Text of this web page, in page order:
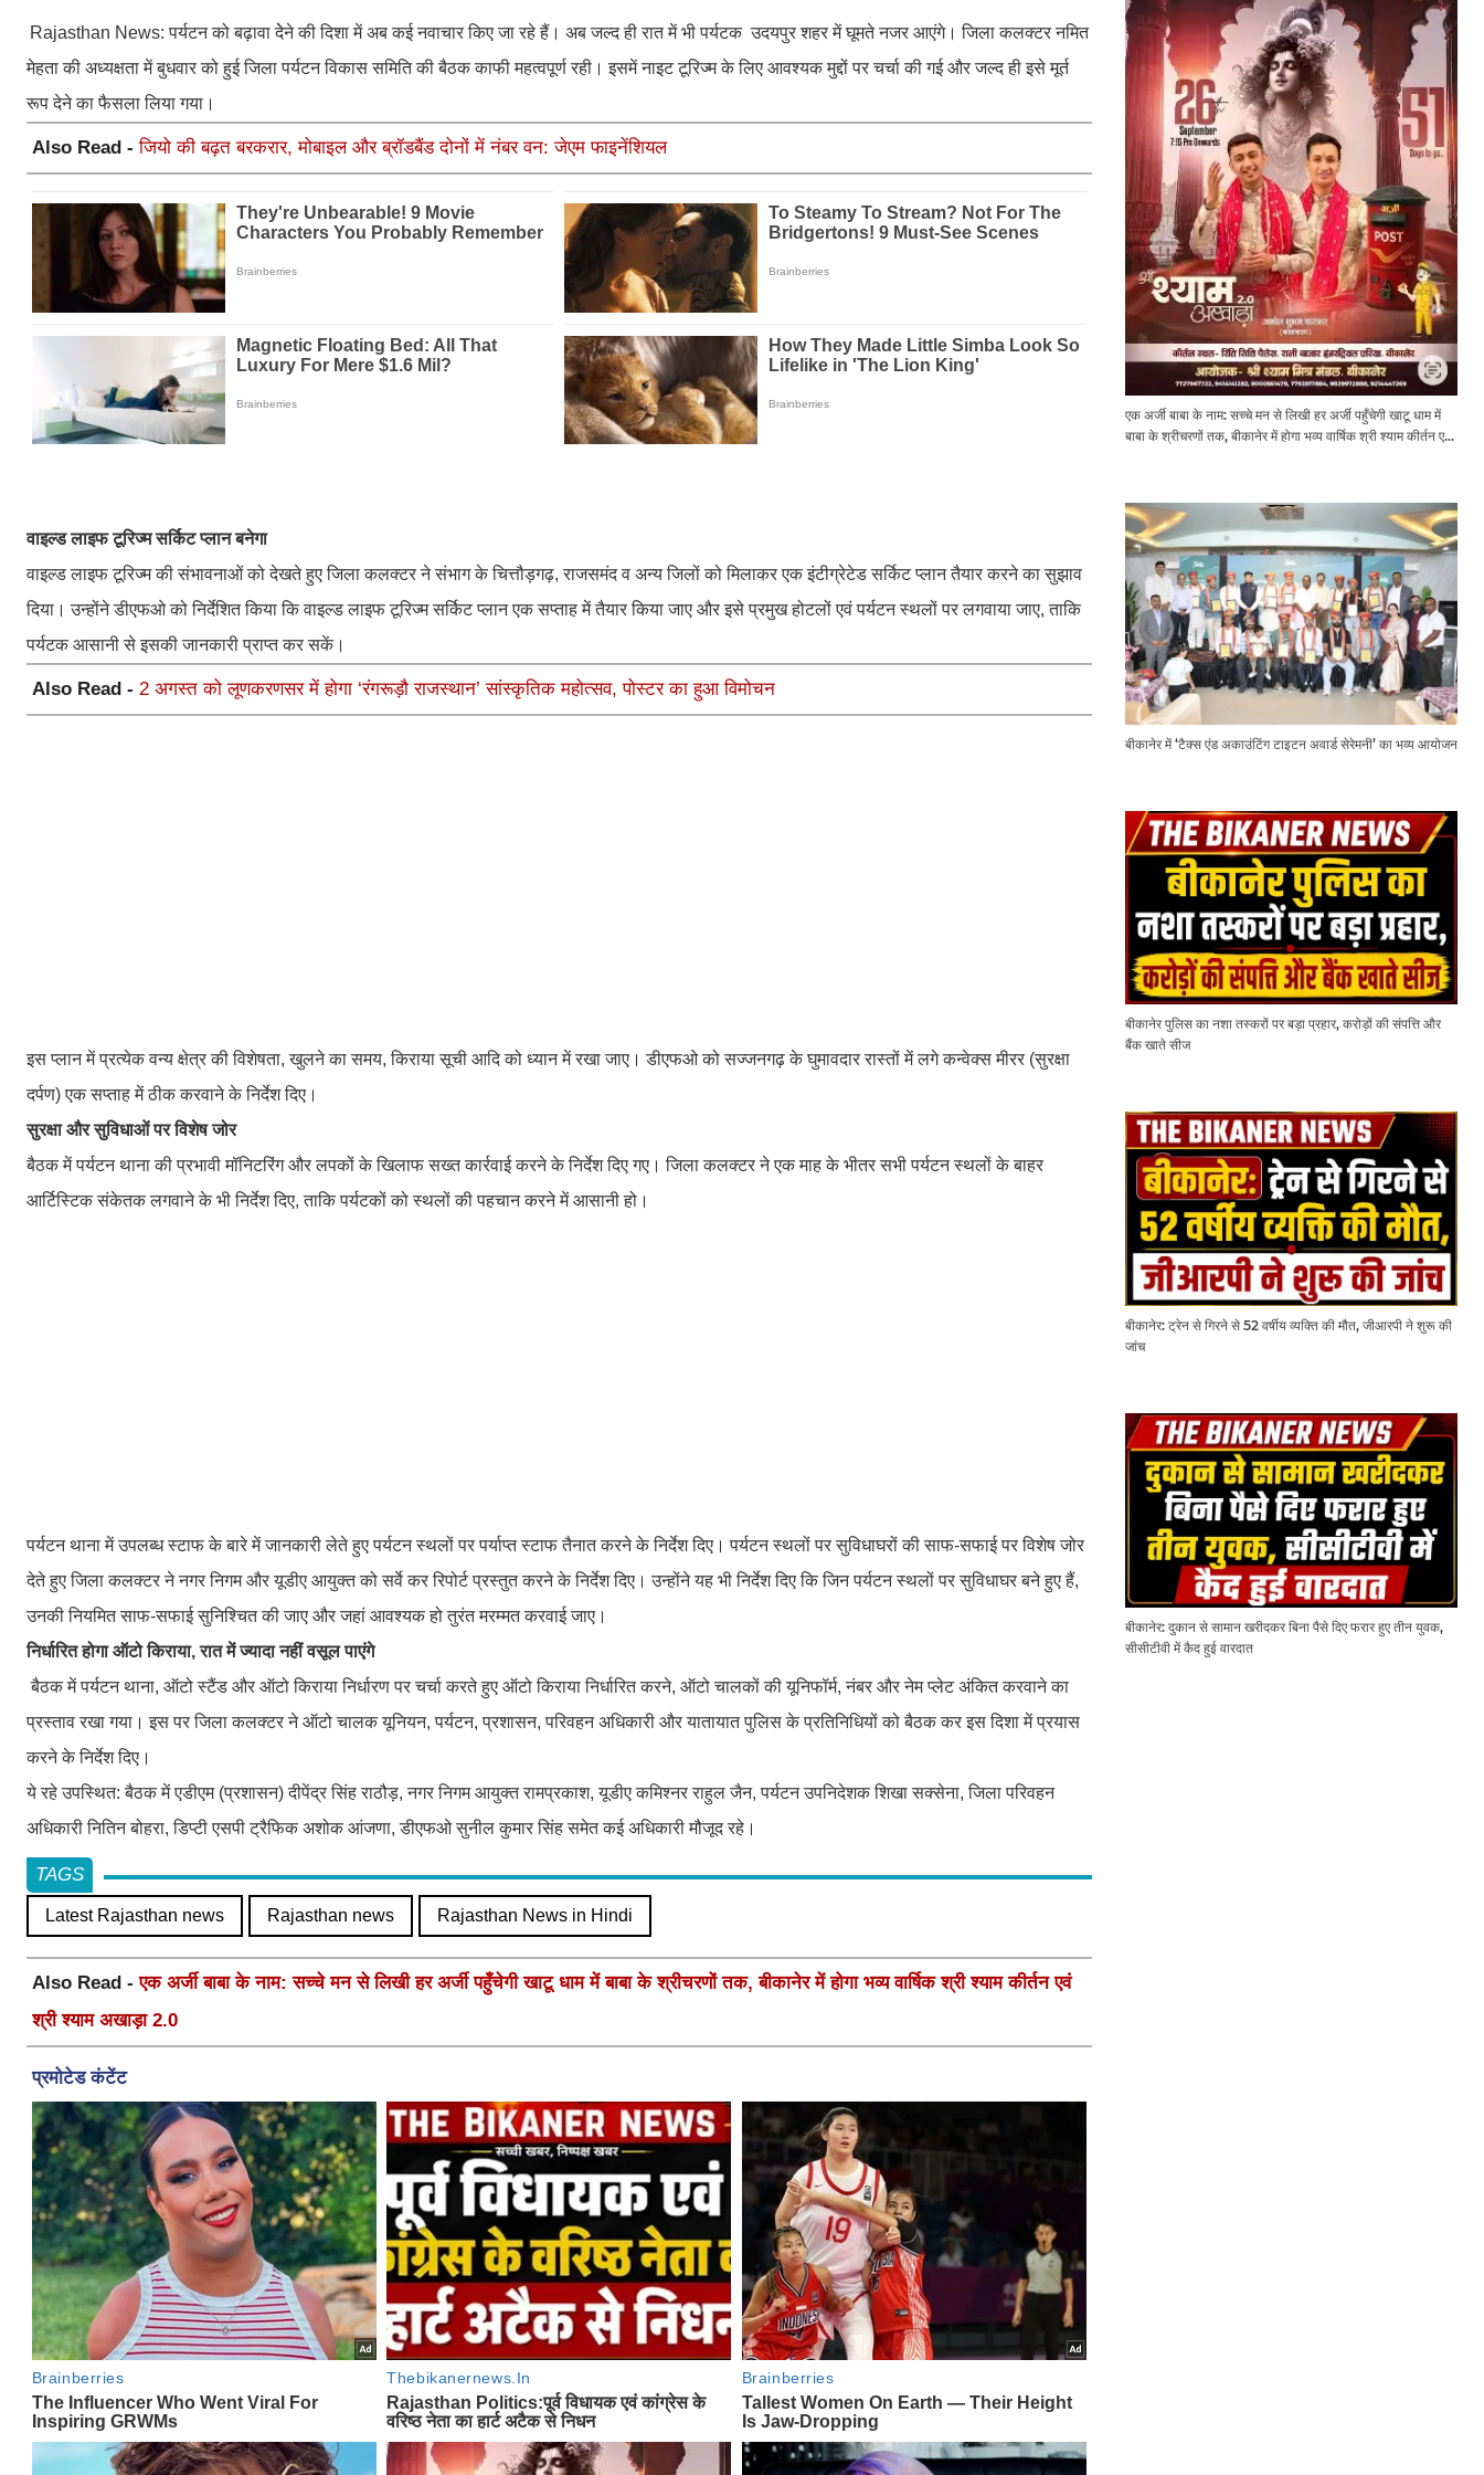
Rajasthan News:पर्यटन को बढ़ावा देेने की दिशा में अब कई नवाचार किए जा रहे हैं। अब जल्द ही रात में भी पर्यटक उदयपुर शहर में घूमते नजर आएंगे। जिला कलक्टर नमित
मेहता की अध्यक्षता में बुधवार को हुई जिला पर्यटन विकास समिति की बैठक काफी महत्वपूर्ण रही। इसमें नाइट टूरिज्म के लिए आवश्यक मुद्दों पर चर्चा की गई और जल्द ही इसे मूर्त
रूप देने का फैसला लिया गया।
Also Read -जियो की बढ़त बरकरार, मोबाइल और ब्रॉडबैंड दोनों में नंबर वन: जेएम फाइनेंशियल
वाइल्ड लाइफ टूरिज्म सर्किट प्लान बनेगा
वाइल्ड लाइफ टूरिज्म की संभावनाओं को देखते हुए जिला कलक्टर ने संभाग के चित्तौड़गढ़, राजसमंद व अन्य जिलों को मिलाकर एक इंटीग्रेटेड सर्किट प्लान तैयार करने का सुझाव
दिया। उन्होंने डीएफओ को निर्देशित किया कि वाइल्ड लाइफ टूरिज्म सर्किट प्लान एक सप्ताह में तैयार किया जाए और इसे प्रमुख होटलों एवं पर्यटन स्थलों पर लगवाया जाए, ताकि
पर्यटक आसानी से इसकी जानकारी प्राप्त कर सकें।
Also Read - 2 अगस्त को लूणकरणसर में होगा ‘रंगरूड़ौ राजस्थान’ सांस्कृतिक महोत्सव, पोस्टर का हुआ विमोचन
इस प्लान में प्रत्येक वन्य क्षेत्र की विशेषता, खुलने का समय, किराया सूची आदि को ध्यान में रखा जाए। डीएफओ को सज्जनगढ़ के घुमावदार रास्तों में लगे कन्वेक्स मीरर (सुरक्षा
दर्पण) एक सप्ताह में ठीक करवाने के निर्देश दिए।
सुरक्षा और सुविधाओं पर विशेष जोर
बैठक में पर्यटन थाना की प्रभावी मॉनिटरिंग और लपकों के खिलाफ सख्त कार्रवाई करने के निर्देश दिए गए। जिला कलक्टर ने एक माह के भीतर सभी पर्यटन स्थलों के बाहर
आर्टिस्टिक संकेतक लगवाने के भी निर्देश दिए, ताकि पर्यटकों को स्थलों की पहचान करने में आसानी हो।
पर्यटन थाना में उपलब्ध स्टाफ के बारे में जानकारी लेते हुए पर्यटन स्थलों पर पर्याप्त स्टाफ तैनात करने के निर्देश दिए। पर्यटन स्थलों पर सुविधाघरों की साफ-सफाई पर विशेष जोर
देते हुए जिला कलक्टर ने नगर निगम और यूडीए आयुक्त को सर्वे कर रिपोर्ट प्रस्तुत करने के निर्देश दिए। उन्होंने यह भी निर्देश दिए कि जिन पर्यटन स्थलों पर सुविधाघर बने हुए हैं,
उनकी नियमित साफ-सफाई सुनिश्चित की जाए और जहां आवश्यक हो तुरंत मरम्मत करवाई जाए।
निर्धारित होगा ऑटो किराया, रात में ज्यादा नहीं वसूल पाएंगे
बैठक में पर्यटन थाना, ऑटो स्टैंड और ऑटो किराया निर्धारण पर चर्चा करते हुए ऑटो किराया निर्धारित करने, ऑटो चालकों की यूनिफॉर्म, नंबर और नेम प्लेट अंकित करवाने का
प्रस्ताव रखा गया। इस पर जिला कलक्टर ने ऑटो चालक यूनियन, पर्यटन, प्रशासन, परिवहन अधिकारी और यातायात पुलिस के प्रतिनिधियों को बैठक कर इस दिशा में प्रयास
करने के निर्देश दिए।
ये रहे उपस्थित: बैठक में एडीएम (प्रशासन) दीपेंद्र सिंह राठौड़, नगर निगम आयुक्त रामप्रकाश, यूडीए कमिश्नर राहुल जैन, पर्यटन उपनिदेशक शिखा सक्सेना, जिला परिवहन
अधिकारी नितिन बोहरा, डिप्टी एसपी ट्रैफिक अशोक आंजणा, डीएफओ सुनील कुमार सिंह समेत कई अधिकारी मौजूद रहे।
TAGS
Latest Rajasthan news Rajasthan news Rajasthan News in Hindi
Also Read -एक अर्जी बाबा के नाम: सच्चे मन से लिखी हर अर्जी पहुँचेगी खाटू धाम में बाबा के श्रीचरणों तक, बीकानेर में होगा भव्य वार्षिक श्री श्याम कीर्तन एवं
श्री श्याम अखाड़ा 2.0
एक अर्जी बाबा के नाम: सच्चे मन से लिखी हर अर्जी पहुँचेगी खाटू धाम में
बाबा के श्रीचरणों तक, बीकानेर में होगा भव्य वार्षिक श्री श्याम कीर्तन एवं
बीकानेर में ‘टैक्स एंड अकाउंटिंग टाइटन अवार्ड सेरेमनी’ का भव्य आयोजन
बीकानेर पुलिस का नशा तस्करों पर बड़ा प्रहार, करोड़ों की संपत्ति और
बैंक खाते सीज
बीकानेर: ट्रेन से गिरने से 52 वर्षीय व्यक्ति की मौत, जीआरपी ने शुरू की
जांच
बीकानेर: दुकान से सामान खरीदकर बिना पैसे दिए फरार हुए तीन युवक,
सीसीटीवी में कैद हुई वारदात